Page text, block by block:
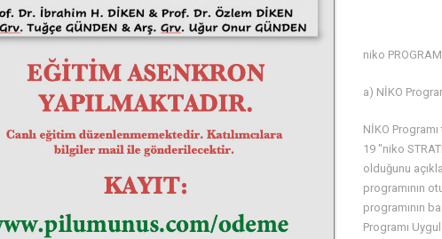
niko
a) NİKO
NİKO
19 "niko
olduğunu
programının
programının
Programı